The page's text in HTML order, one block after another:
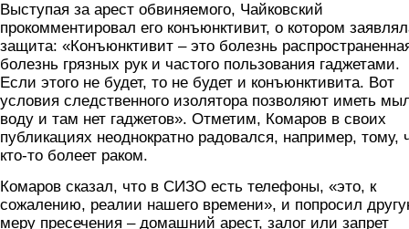
Выступая за арест обвиняемого, Чайковский
прокомментировал его конъюнктивит, о котором
защита: «Конъюнктивит – это болезнь
болезнь грязных рук и частого пользования гаджетами.
Если этого не будет, то не будет и конъюнктивита. Вот
условия следственного изолятора позволяют иметь
воду и там нет гаджетов». Отметим, Комаров в своих
публикациях неоднократно радовался, например, тому,
кто-то болеет раком.
Комаров сказал, что в СИЗО есть телефоны, «это, к
сожалению, реалии нашего времени», и попросил
меру пресечения – домашний арест, залог или запрет